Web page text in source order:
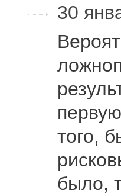
30
того,
было,